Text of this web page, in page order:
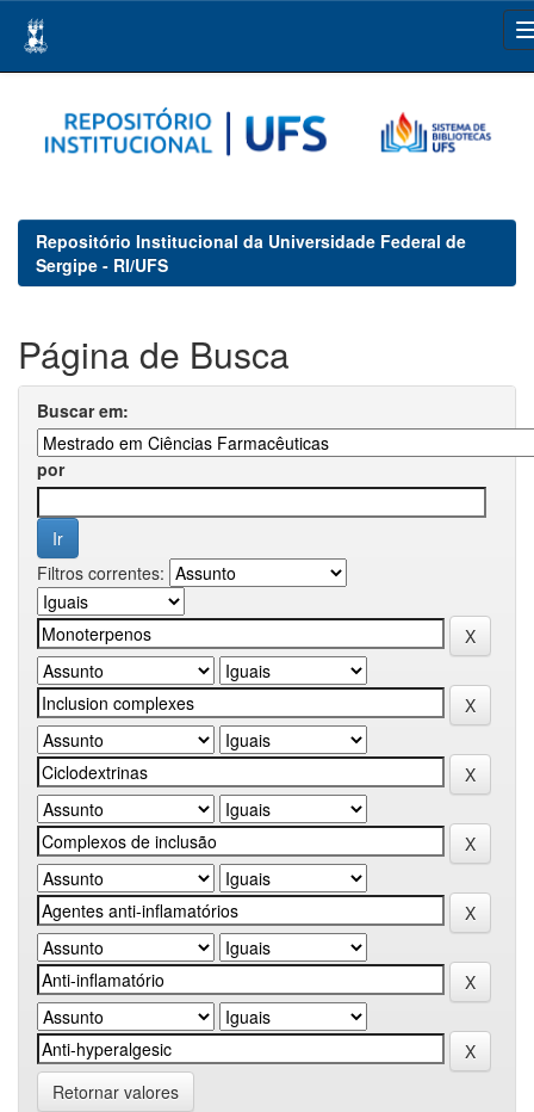
navigation
Repositório Institucional da Universidade Federal de
Sergipe - RI/UFS
Página de Busca
Buscar em:
por
Filtros correntes:
Retornar valores